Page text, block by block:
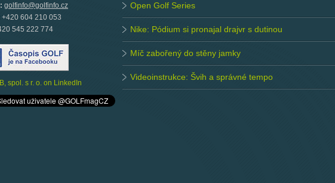
golfinfo@golfinfo.cz
+420 604 210 053
545 222 774
Open Golf Series
Nike: Pódium si pronajal drajvr s dutinou
Míč zabořený do stěny jamky
Videoinstrukce: Švih a správné tempo